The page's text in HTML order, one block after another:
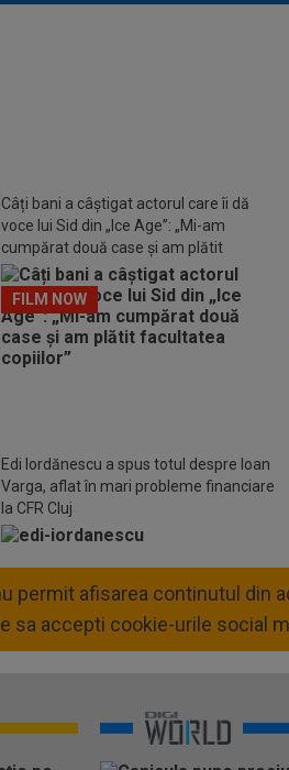
Câți bani a câștigat actorul care îi dă
voce lui Sid din „Ice Age”: „Mi-am
cumpărat două case și am plătit
facultatea copiilor”
FILM NOW
Edi Iordănescu a spus totul despre Ioan
Varga, aflat în mari probleme financiare
la CFR Cluj
permit afisarea continutul
sa accepti cookie-urile social